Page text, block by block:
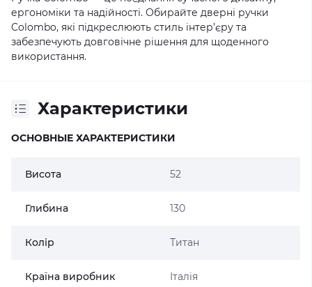
ергономіки та надійності. Обирайте дверні ручки
Colombo, які підкреслюють стиль інтер’єру та
забезпечують довговічне рішення для щоденного
використання.
Характеристики
ОСНОВНЫЕ ХАРАКТЕРИСТИКИ
Висота 52
Глибина 130
Колір Титан
Країна виробник Італія